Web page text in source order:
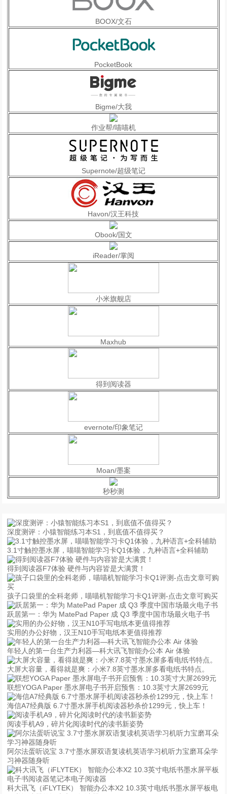
BOOX/文石
PocketBook
Bigme/大我
作业帮/喵喵机
Supernote/超级笔记
Havon/汉王科技
Obook/国文
iReader/掌阅
小米旗舰店
Maxhub
得到阅读器
evernote/印象笔记
Moan/墨案
秒秒测
深度测评：小猿智能练习本S1，到底值不值得买？
3.1寸触控墨水屏，喵喵智能学习卡Q1体验，九种语言+全科辅助
得到阅读器F7体验 硬件与内容皆是大满贯！
孩子口袋里的全科老师，喵喵机智能学习卡Q1评测-点击文章可购买
跃居第一：华为 MatePad Paper 成 Q3 季度中国市场最火电子书
实用的办公好物，汉王N10手写电纸本更值得推荐
年轻人的第一台生产力利器—科大讯飞智能办公本 Air 体验
大屏大容量，看得就是爽：小米7.8英寸墨水屏多看电纸书特点。
联想YOGA Paper 墨水屏电子书开启预售：10.3英寸大屏2699元
海信A7经典版 6.7寸墨水屏手机阅读器秒杀价1299元，快上车！
阅读手机A9，碎片化阅读时代的读书新姿势
阿尔法蛋听说宝 3.7寸墨水屏双语复读机英语学习机听力宝磨耳朵学
习神器随身听
科大讯飞（iFLYTEK） 智能办公本X2 10.3英寸电纸书墨水屏平板电